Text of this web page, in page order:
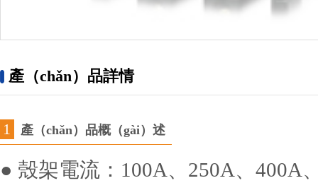
產（chǎn）品詳情
1 產（chǎn）品概（gài）述
● 殼架電流：100A、250A、400A